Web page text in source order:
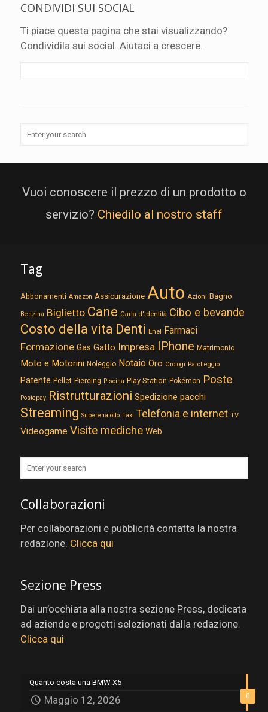
CONDIVIDI SUI SOCIAL
Ti piace questa pagina che stai visualizzando?
Condividila sui social. Aiutaci a crescere.
Vuoi conoscere il prezzo di un prodotto o
servizio? Chiedilo al nostro staff
Tag
Abbonamenti Amazon Assicurazione Auto Azioni Bagno
Benzina Biglietto Cane Carta d'identità Cibo e bevande
Costo della vita Denti Enel Farmaci
Formazione Gas Gatto Impresa IPhone Matrimonio
Moto e Motorini Noleggio Notaio Oro Orologi Parcheggio
Patente Pellet Piercing Piscina Play Station Pokémon Poste
Postepay Ristrutturazioni Spedizione pacchi
Streaming Superenalotto Taxi Telefonia e internet TV
Videogame Visite mediche Web
Collaborazioni
Per collaborazioni e pubblicità contatta la nostra
redazione. Clicca qui
Sezione Press
Dai un’occhiata alla nostra sezione Press, dedicata
ad aziende e progetti selezionati dalla redazione.
Clicca qui
0
Quanto costa una BMW X5
Maggio 12, 2026